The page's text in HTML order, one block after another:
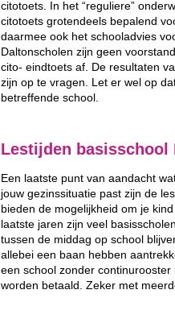
citotoets. In het “reguliere”
citotoets grotendeels bepalend
daarmee ook het schooladvies
Daltonscholen zijn geen
cito- eindtoets af. De resultaten
zijn op te vragen. Let er wel op
betreffende school.
Lestijden basisschool
Een laatste punt van aandacht
jouw gezinssituatie past zijn de
bieden de mogelijkheid om je
laatste jaren zijn veel
tussen de middag op school
allebei een baan hebben
een school zonder
worden betaald. Zeker met